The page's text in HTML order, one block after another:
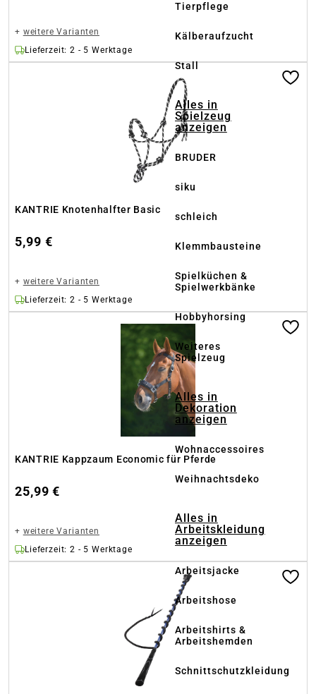
Tierpflege
Kälberaufzucht
Stall
Alles in
Spielzeug
anzeigen
BRUDER
siku
schleich
Klemmbausteine
Spielküchen &
Spielwerkbänke
Hobbyhorsing
Weiteres
Spielzeug
Alles in
Dekoration
anzeigen
Wohnaccessoires
Weihnachtsdeko
Alles in
Arbeitskleidung
anzeigen
Arbeitsjacke
Arbeitshose
Arbeitshirts &
Arbeitshemden
Schnittschutzkleidung
+ weitere Varianten
Lieferzeit: 2 - 5 Werktage
KANTRIE Knotenhalfter Basic
5,99 €
+ weitere Varianten
Lieferzeit: 2 - 5 Werktage
KANTRIE Kappzaum Economic für Pferde
25,99 €
+ weitere Varianten
Lieferzeit: 2 - 5 Werktage